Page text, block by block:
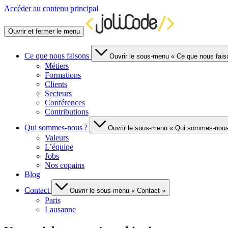
Accéder au contenu principal
Ouvrir et fermer le menu
Ce que nous faisons Ouvrir le sous-menu « Ce que nous
Métiers
Formations
Clients
Secteurs
Conférences
Contributions
Qui sommes-nous ?
Ouvrir le sous-menu « Qui sommes-
Valeurs
L’équipe
Jobs
Nos copains
Blog
Contact
Ouvrir le sous-menu « Contact »
Paris
Lausanne